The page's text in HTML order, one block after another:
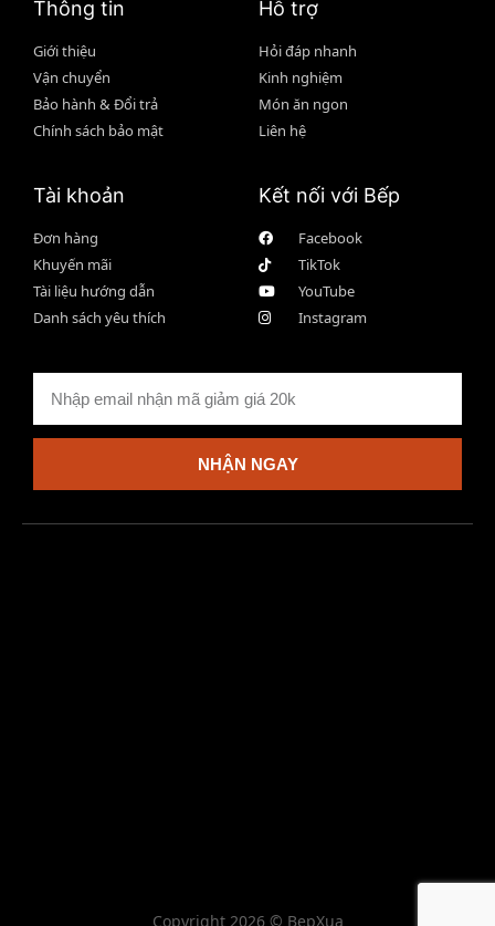
Thông tin
Giới thiệu
Vận chuyển
Bảo hành & Đổi trả
Chính sách bảo mật
Hỗ trợ
Hỏi đáp nhanh
Kinh nghiệm
Món ăn ngon
Liên hệ
Tài khoản
Đơn hàng
Khuyến mãi
Tài liệu hướng dẫn
Danh sách yêu thích
Kết nối với Bếp
Facebook
TikTok
YouTube
Instagram
NHẬN NGAY
Copyright 2026 © BepXua